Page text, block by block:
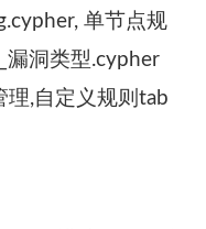
单节点规
漏洞类型.cypher
理,自定义规则tab